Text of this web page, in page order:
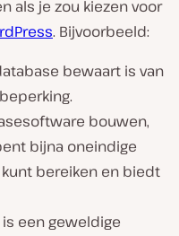
als je zou kiezen voor
. Bijvoorbeeld:
bewaart is van
bouwen,
bijna oneindige
bereiken en biedt
een geweldige